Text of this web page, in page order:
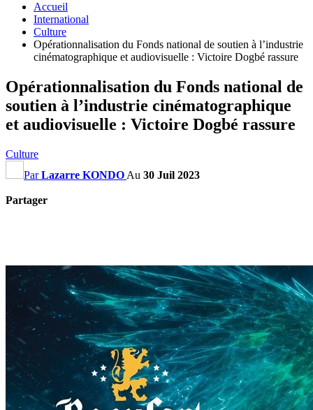
Accueil
International
Culture
Opérationnalisation du Fonds national de soutien à l’industrie
cinématographique et audiovisuelle : Victoire Dogbé rassure
Opérationnalisation du Fonds national de
soutien à l’industrie cinématographique
et audiovisuelle : Victoire Dogbé rassure
Culture
ParLazarre KONDO Au 30 Juil 2023
Partager